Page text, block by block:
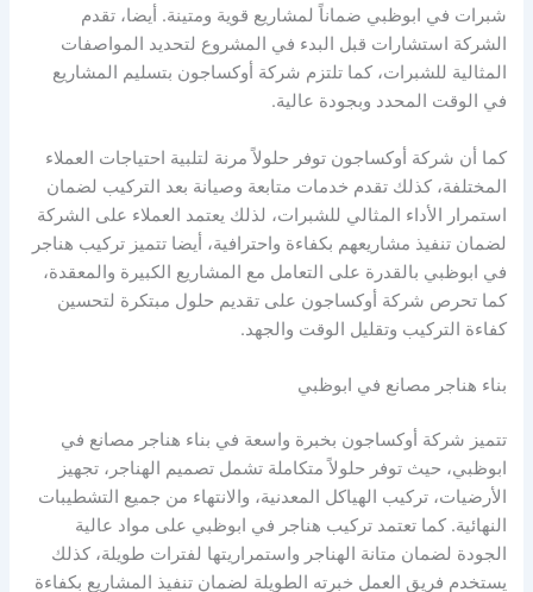
شبرات في ابوظبي ضماناً لمشاريع قوية ومتينة. أيضا، تقدم
الشركة استشارات قبل البدء في المشروع لتحديد المواصفات
المثالية للشبرات، كما تلتزم شركة أوكساجون بتسليم المشاريع
في الوقت المحدد وبجودة عالية.
كما أن شركة أوكساجون توفر حلولاً مرنة لتلبية احتياجات العملاء
المختلفة، كذلك تقدم خدمات متابعة وصيانة بعد التركيب لضمان
استمرار الأداء المثالي للشبرات، لذلك يعتمد العملاء على الشركة
لضمان تنفيذ مشاريعهم بكفاءة واحترافية، أيضا تتميز تركيب هناجر
في ابوظبي بالقدرة على التعامل مع المشاريع الكبيرة والمعقدة،
كما تحرص شركة أوكساجون على تقديم حلول مبتكرة لتحسين
كفاءة التركيب وتقليل الوقت والجهد.
بناء هناجر مصانع في ابوظبي
تتميز شركة أوكساجون بخبرة واسعة في بناء هناجر مصانع في
ابوظبي، حيث توفر حلولاً متكاملة تشمل تصميم الهناجر، تجهيز
الأرضيات، تركيب الهياكل المعدنية، والانتهاء من جميع التشطيبات
النهائية. كما تعتمد تركيب هناجر في ابوظبي على مواد عالية
الجودة لضمان متانة الهناجر واستمراريتها لفترات طويلة، كذلك
يستخدم فريق العمل خبرته الطويلة لضمان تنفيذ المشاريع بكفاءة